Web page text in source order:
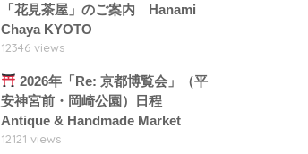
「花見茶屋」のご案内 Hanami
Chaya KYOTO
12346 views
2026年「Re: 京都博覧会」（平
安神宮前・岡崎公園）日程
Antique & Handmade Market
12121 views